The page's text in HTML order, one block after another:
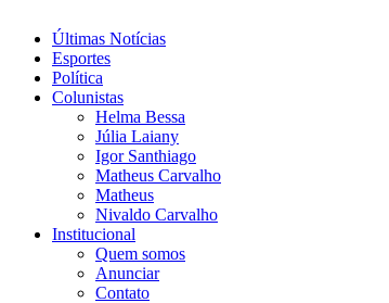
Últimas Notícias
Esportes
Política
Colunistas
Helma Bessa
Júlia Laiany
Igor Santhiago
Matheus Carvalho
Matheus
Nivaldo Carvalho
Institucional
Quem somos
Anunciar
Contato